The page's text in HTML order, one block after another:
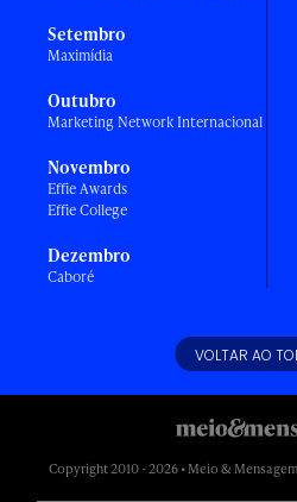
Setembro
Maximídia
Outubro
Marketing Network Internacional
Novembro
Effie Awards
Effie College
Dezembro
Caboré
VOLTAR AO
Copyright 2010 - 2026 • Meio &